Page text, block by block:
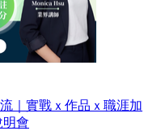
｜實戰ｘ作品ｘ職涯加
會